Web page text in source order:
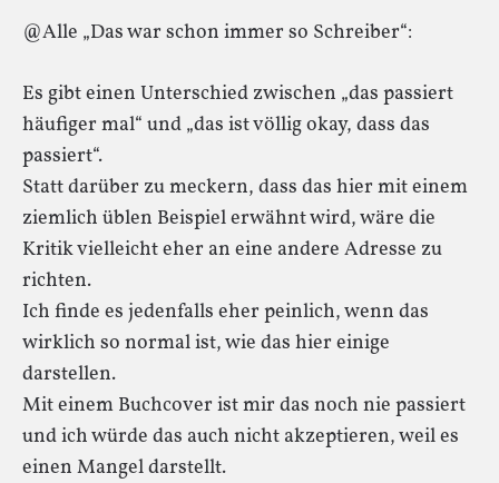
@Alle „Das war schon immer so Schreiber“:
Es gibt einen Unterschied zwischen „das passiert
häufiger mal“ und „das ist völlig okay, dass das
passiert“.
Statt darüber zu meckern, dass das hier mit einem
ziemlich üblen Beispiel erwähnt wird, wäre die
Kritik vielleicht eher an eine andere Adresse zu
richten.
Ich finde es jedenfalls eher peinlich, wenn das
wirklich so normal ist, wie das hier einige
darstellen.
Mit einem Buchcover ist mir das noch nie passiert
und ich würde das auch nicht akzeptieren, weil es
einen Mangel darstellt.